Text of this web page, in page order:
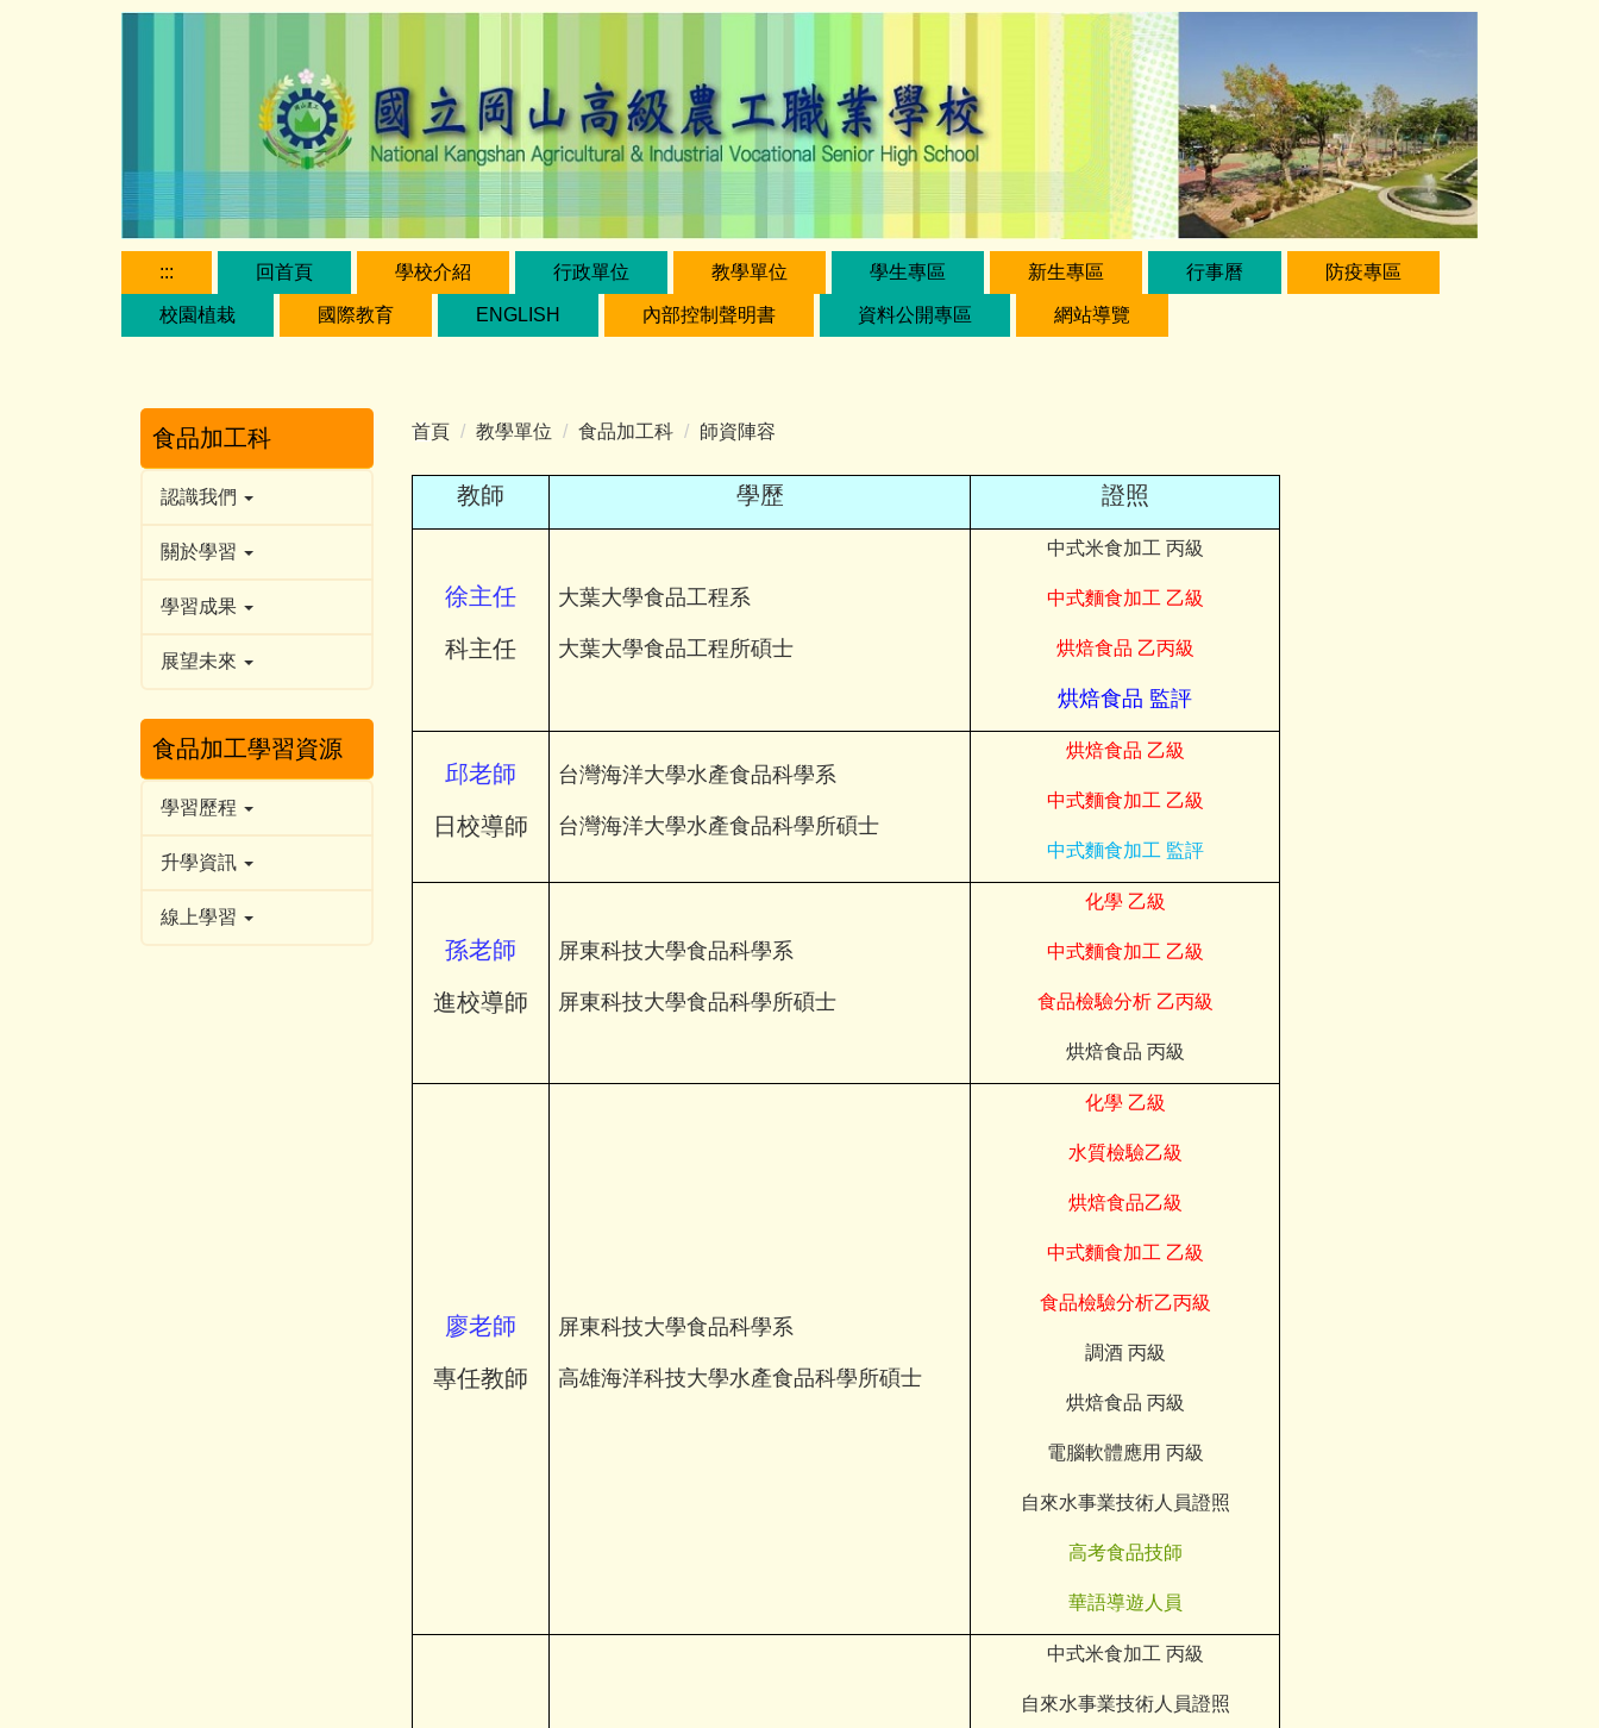
::: 回首頁 學校介紹 行政單位 教學單位 學生專區 新生專區 行事曆 防疫專區
校園植栽 國際教育 ENGLISH 內部控制聲明書 資料公開專區 網站導覽
食品加工科
認識我們
關於學習
學習成果
展望未來
食品加工學習資源
學習歷程
升學資訊
線上學習
首頁 教學單位 食品加工科 師資陣容
教師 學歷 證照
徐主任
科主任
大葉大學食品工程系
大葉大學食品工程所碩士
中式米食加工 丙級
中式麵食加工 乙級
烘焙食品 乙丙級
烘焙食品 監評
邱老師
日校導師
台灣海洋大學水產食品科學系
台灣海洋大學水產食品科學所碩士
烘焙食品 乙級
中式麵食加工 乙級
中式麵食加工 監評
孫老師
進校導師
屏東科技大學食品科學系
屏東科技大學食品科學所碩士
化學 乙級
中式麵食加工 乙級
食品檢驗分析 乙丙級
烘焙食品 丙級
廖老師
專任教師
屏東科技大學食品科學系
高雄海洋科技大學水產食品科學所碩士
化學 乙級
水質檢驗乙級
烘焙食品乙級
中式麵食加工 乙級
食品檢驗分析乙丙級
調酒 丙級
烘焙食品 丙級
電腦軟體應用 丙級
自來水事業技術人員證照
高考食品技師
華語導遊人員
中式米食加工 丙級
自來水事業技術人員證照